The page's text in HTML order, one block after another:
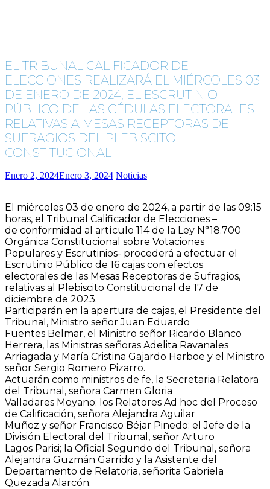
EL TRIBUNAL CALIFICADOR DE
ELECCIONES REALIZARÁ EL MIÉRCOLES 03
DE ENERO DE 2024, EL ESCRUTINIO
PÚBLICO DE LAS CÉDULAS ELECTORALES
RELATIVAS A MESAS RECEPTORAS DE
SUFRAGIOS DEL PLEBISCITO
CONSTITUCIONAL
Enero 2, 2024Enero 3, 2024 Noticias
El miércoles 03 de enero de 2024, a partir de las 09:15
horas, el Tribunal Calificador de Elecciones –
de conformidad al artículo 114 de la Ley N°18.700
Orgánica Constitucional sobre Votaciones
Populares y Escrutinios- procederá a efectuar el
Escrutinio Público de 16 cajas con efectos
electorales de las Mesas Receptoras de Sufragios,
relativas al Plebiscito Constitucional de 17 de
diciembre de 2023.
Participarán en la apertura de cajas, el Presidente del
Tribunal, Ministro señor Juan Eduardo
Fuentes Belmar, el Ministro señor Ricardo Blanco
Herrera, las Ministras señoras Adelita Ravanales
Arriagada y María Cristina Gajardo Harboe y el Ministro
señor Sergio Romero Pizarro.
Actuarán como ministros de fe, la Secretaria Relatora
del Tribunal, señora Carmen Gloria
Valladares Moyano; los Relatores Ad hoc del Proceso
de Calificación, señora Alejandra Aguilar
Muñoz y señor Francisco Béjar Pinedo; el Jefe de la
División Electoral del Tribunal, señor Arturo
Lagos Parisi; la Oficial Segundo del Tribunal, señora
Alejandra Guzmán Garrido y la Asistente del
Departamento de Relatoria, señorita Gabriela
Quezada Alarcón.